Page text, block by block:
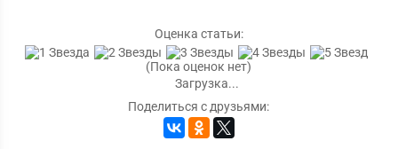
Оценка статьи:
(Пока оценок нет)
Загрузка...
Поделиться с друзьями: